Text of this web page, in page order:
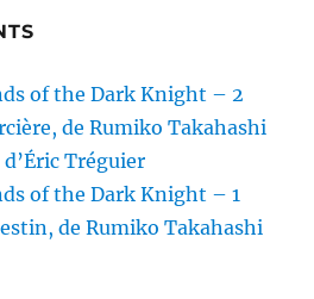
of the Dark Knight – 2
de Rumiko Takahashi
Tréguier
of the Dark Knight – 1
de Rumiko Takahashi